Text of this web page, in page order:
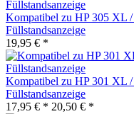
Kompatibel zu HP 305
Füllstandsanzeige
19,95 € *
Kompatibel zu HP 301 XL
Füllstandsanzeige
17,95 € * 20,50 € *